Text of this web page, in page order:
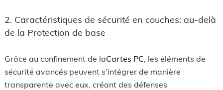
2. Caractéristiques de sécurité en couches: au-delà
de la Protection de base
Grâce au confinement de laCartes PC, les éléments de
sécurité avancés peuvent s’intégrer de manière
transparente avec eux, créant des défenses